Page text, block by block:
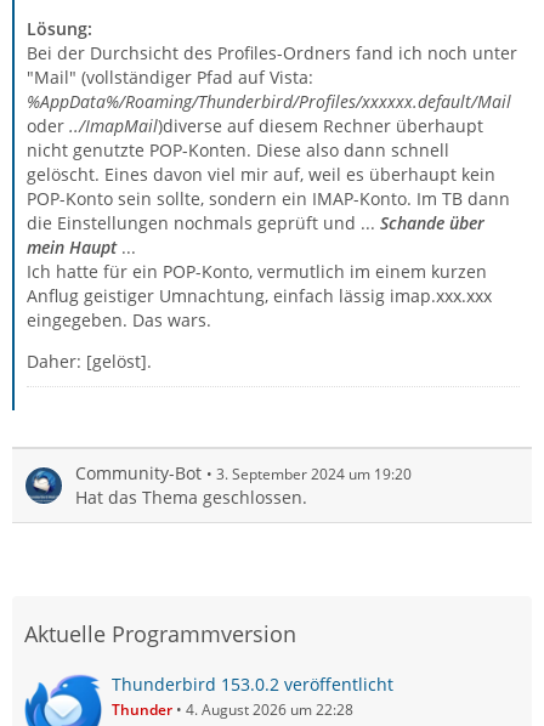
Lösung:
Bei der Durchsicht des Profiles-Ordners fand ich noch unter
"Mail" (vollständiger Pfad auf Vista:
%AppData%/Roaming/Thunderbird/Profiles/xxxxxx.default/Mail
oder ../ImapMail)diverse auf diesem Rechner überhaupt
nicht genutzte POP-Konten. Diese also dann schnell
gelöscht. Eines davon viel mir auf, weil es überhaupt kein
POP-Konto sein sollte, sondern ein IMAP-Konto. Im TB dann
die Einstellungen nochmals geprüft und ... Schande über
mein Haupt...
Ich hatte für ein POP-Konto, vermutlich im einem kurzen
Anflug geistiger Umnachtung, einfach lässig imap.xxx.xxx
eingegeben. Das wars.
Daher: [gelöst].
Community-Bot 3. September 2024 um 19:20
Hat das Thema geschlossen.
Aktuelle Programmversion
Thunderbird 153.0.2 veröffentlicht
Thunder 4. August 2026 um 22:28